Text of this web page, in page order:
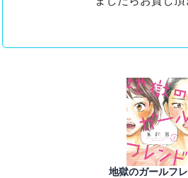
地獄のガールフ